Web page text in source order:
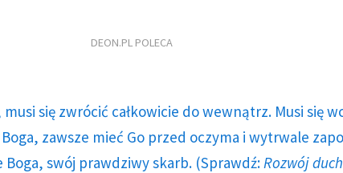
DEON.PL POLECA
musi się zwrócić całkowicie do wewnątrz. Musi się
zawsze mieć Go przed oczyma i wytrwale
Boga, swój prawdziwy skarb. (Sprawdź: Rozwój